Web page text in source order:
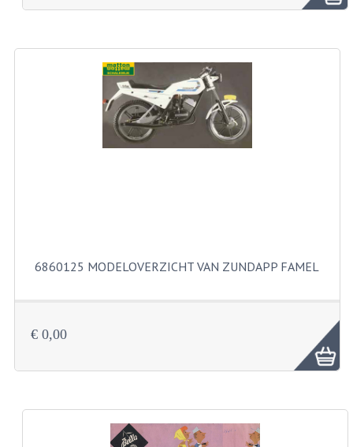
BROMFIETSEN OVERIG
OUDE VOORRAAD
OLDTIMERS OP MERK
SOLEX ONDERDELEN
DE GRABBELTON VAN MATTON
KREIDLER ONDERDELEN GEBRUIKT
ZUNDAPP ONDERDELEN GEBRUIKT
REMDELEN GEBRUIKT
6860125 MODELOVERZICHT VAN ZUNDAPP FAMEL
€ 0,00